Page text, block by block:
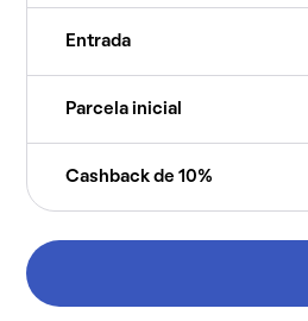
Entrada
Parcela inicial
Cashback de 10%